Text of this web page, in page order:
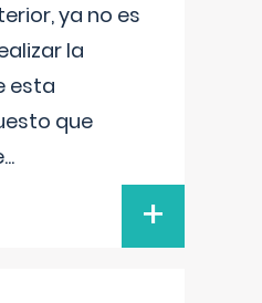
ya no es
la
esta
que
...
+